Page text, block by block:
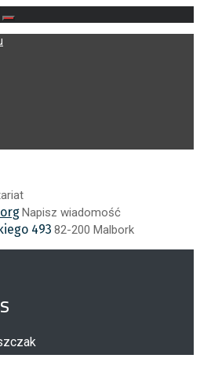
Napisz wiadomość
493 82-200 Malbork